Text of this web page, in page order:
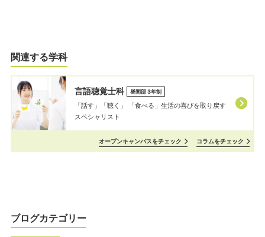
関連する学科
言語聴覚士科 昼間部 3年制
「話す」「聴く」 「⾷べる」⽣活の喜びを取り戻す
スペシャリスト
オープンキャンパスをチェック コラムをチェック
ブログカテゴリー